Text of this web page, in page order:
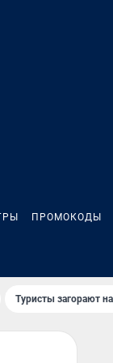
ПРОМОКОДЫ
Туристы загорают